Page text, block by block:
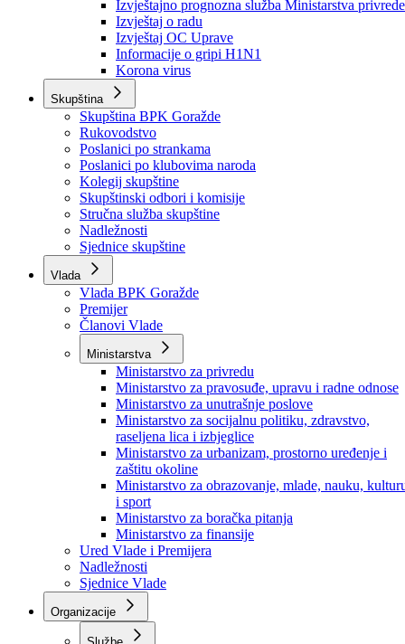
Obavještenja i izvještaji
Obavještenja Vlade
Izvještajno prognozna služba Ministarstva privrede
Izvještaj o radu
Izvještaj OC Uprave
Informacije o gripi H1N1
Korona virus
Skupština
Skupština BPK Goražde
Rukovodstvo
Poslanici po strankama
Poslanici po klubovima naroda
Kolegij skupštine
Skupštinski odbori i komisije
Stručna služba skupštine
Nadležnosti
Sjednice skupštine
Vlada
Vlada BPK Goražde
Premijer
Članovi Vlade
Ministarstva
Ministarstvo za privredu
Ministarstvo za pravosuđe, upravu i radne odnose
Ministarstvo za unutrašnje poslove
Ministarstvo za socijalnu politiku, zdravstvo,
raseljena lica i izbjeglice
Ministarstvo za urbanizam, prostorno uređenje i
zaštitu okoline
Ministarstvo za obrazovanje, mlade, nauku,
i sport
Ministarstvo za boračka pitanja
Ministarstvo za finansije
Ured Vlade i Premijera
Nadležnosti
Sjednice Vlade